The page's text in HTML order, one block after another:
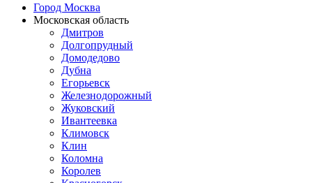
Город Москва
Московская область
Дмитров
Долгопрудный
Домодедово
Дубна
Егорьевск
Железнодорожный
Жуковский
Ивантеевка
Климовск
Клин
Коломна
Королев